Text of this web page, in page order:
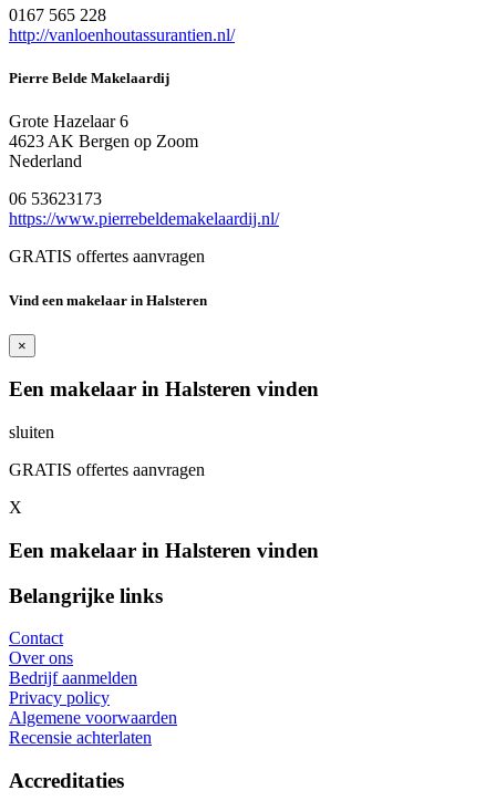
0167 565 228
http://vanloenhoutassurantien.nl/
Pierre Belde Makelaardij
Grote Hazelaar 6
4623 AK Bergen op Zoom
Nederland
06 53623173
https://www.pierrebeldemakelaardij.nl/
GRATIS offertes aanvragen
Vind een makelaar in Halsteren
×
Een makelaar in Halsteren vinden
sluiten
GRATIS offertes aanvragen
X
Een makelaar in Halsteren vinden
Belangrijke links
Contact
Over ons
Bedrijf aanmelden
Privacy policy
Algemene voorwaarden
Recensie achterlaten
Accreditaties